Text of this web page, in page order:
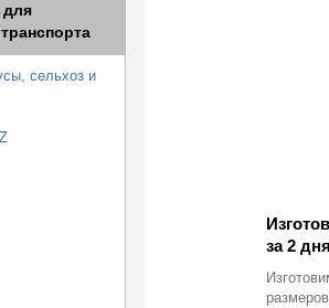
сельхоз и
за 2 дня